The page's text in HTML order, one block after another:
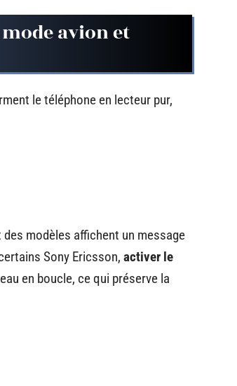
avion et
le téléphone en lecteur pur,
modèles affichent un message
Sony Ericsson, activer le
en boucle, ce qui préserve la